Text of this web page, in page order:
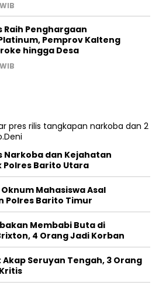
Raih Penghargaan
Pemprov Kalteng
hingga Desa
Narkoba dan Kejahatan
Polres Barito Utara
Oknum Mahasiswa Asal
Polres Barito Timur
Membabi Buta di
4 Orang Jadi Korban
Seruyan Tengah, 3 Orang